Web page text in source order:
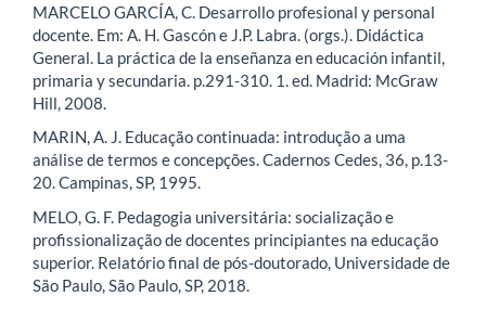
MARCELO GARCÍA, C. Desarrollo profesional y personal
docente. Em: A. H. Gascón e J.P. Labra. (orgs.). Didáctica
General. La práctica de la enseñanza en educación infantil,
primaria y secundaria. p.291-310. 1. ed. Madrid: McGraw
Hill, 2008.
MARIN, A. J. Educação continuada: introdução a uma
análise de termos e concepções. Cadernos Cedes, 36, p.13-
20. Campinas, SP, 1995.
MELO, G. F. Pedagogia universitária: socialização e
profissionalização de docentes principiantes na educação
superior. Relatório final de pós-doutorado, Universidade de
São Paulo, São Paulo, SP, 2018.